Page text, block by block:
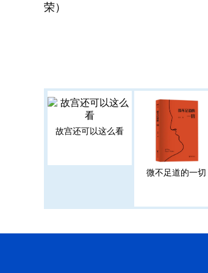
荣）
故宫还可以这么看
微不足道的一切